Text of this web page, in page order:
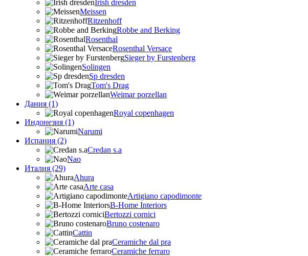
Irish dresden
Meissen
Ritzenhoff
Robbe and Berking
Rosenthal
Rosenthal Versace
Sieger by Furstenberg
Solingen
Sp dresden
Tom's Drag
Weimar porzellan
Дания (1)
Royal copenhagen
Индонезия (1)
Narumi
Испания (2)
Credan s.a
Nao
Италия (29)
Ahura
Arte casa
Artigiano capodimonte
B-Home Interiors
Bertozzi cornici
Bruno costenaro
Cattin
Ceramiche dal pra
Ceramiche ferraro